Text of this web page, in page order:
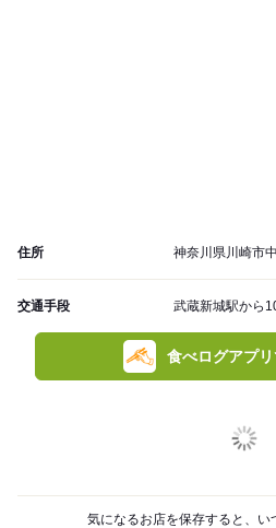
住所 神奈川県川崎市
交通手段 武蔵新城駅から
食べログアプ
気になるお店を保存すると、い